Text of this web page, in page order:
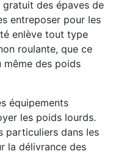
gratuit des épaves de
entreposer pour les
enlève tout type
roulante, que ce
même des poids
équipements
les poids lourds.
particuliers dans les
la délivrance des